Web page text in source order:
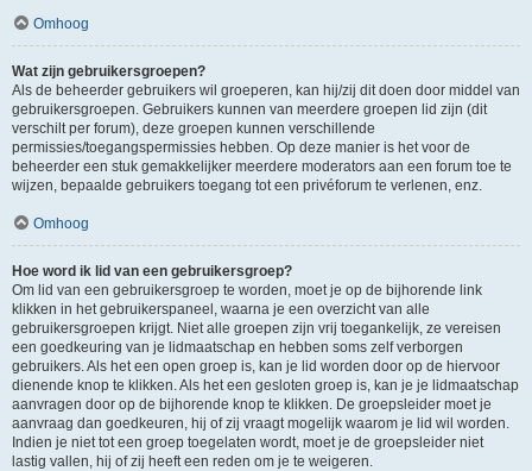
Omhoog
Wat zijn gebruikersgroepen?
Als de beheerder gebruikers wil groeperen, kan hij/zij dit doen door middel van
gebruikersgroepen. Gebruikers kunnen van meerdere groepen lid zijn (dit
verschilt per forum), deze groepen kunnen verschillende
permissies/toegangspermissies hebben. Op deze manier is het voor de
beheerder een stuk gemakkelijker meerdere moderators aan een forum toe te
wijzen, bepaalde gebruikers toegang tot een privéforum te verlenen, enz.
Omhoog
Hoe word ik lid van een gebruikersgroep?
Om lid van een gebruikersgroep te worden, moet je op de bijhorende link
klikken in het gebruikerspaneel, waarna je een overzicht van alle
gebruikersgroepen krijgt. Niet alle groepen zijn vrij toegankelijk, ze vereisen
een goedkeuring van je lidmaatschap en hebben soms zelf verborgen
gebruikers. Als het een open groep is, kan je lid worden door op de hiervoor
dienende knop te klikken. Als het een gesloten groep is, kan je je lidmaatschap
aanvragen door op de bijhorende knop te klikken. De groepsleider moet je
aanvraag dan goedkeuren, hij of zij vraagt mogelijk waarom je lid wil worden.
Indien je niet tot een groep toegelaten wordt, moet je de groepsleider niet
lastig vallen, hij of zij heeft een reden om je te weigeren.